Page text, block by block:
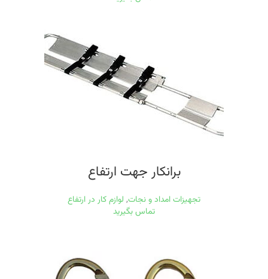
برانکار جهت ارتفاع
تجهیزات امداد و نجات, لوازم کار در ارتفاع
تماس بگیرید